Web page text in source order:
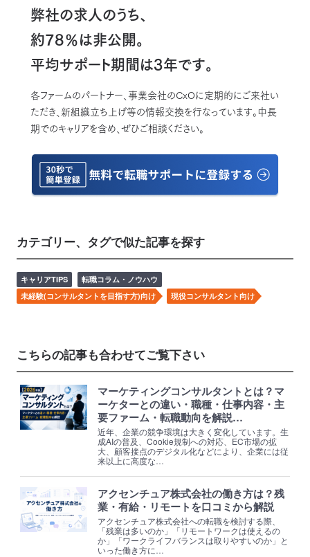
弊社の求人のうち、
約78％は非公開。
平均サポート期間は3年です。
各ファームのパートナー、事業会社のCxOに定期的にご来社い
ただき、新組織立ち上げ等の情報交換を行なっています。中長
期でのキャリアを含め、ぜひご相談ください。
カテゴリー、タグで似た記事を探す
キャリアTIPS
転職コラム・ノウハウ
未経験(コンサルタントを目指す方)向け
現役コンサルタント向け
こちらの記事も合わせてご覧下さい
マーケティングコンサルタントとは？マ
ーケターとの違い・職種・仕事内容・主
要ファーム・転職動向を解説…
近年、企業の競争環境は大きく変化しています。生
成AIの普及、Cookie規制への対応、EC市場の拡
大、顧客接点のデジタル化などにより、企業には従
来以上に高度な…
アクセンチュア株式会社の働き方は？残
業・有給・リモートを口コミから解説
アクセンチュア株式会社への転職を検討する際、
「残業は多いのか」「リモートワークは使えるの
か」「ワークライフバランスは取りやすいのか」と
いった働き方に…